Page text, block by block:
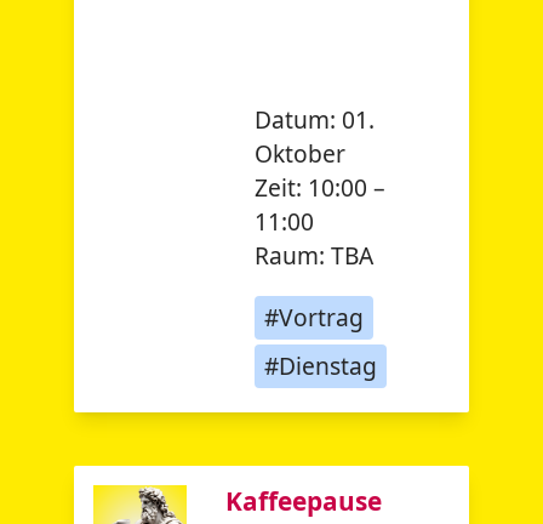
Datum: 01.
Oktober
Zeit: 10:00 –
11:00
Raum: TBA
#Vortrag
#Dienstag
Kaffeepause